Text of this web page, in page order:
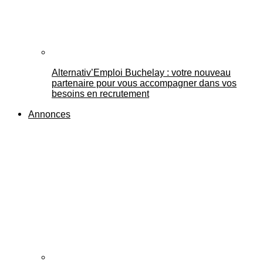
Alternativ’Emploi Buchelay : votre nouveau
partenaire pour vous accompagner dans vos
besoins en recrutement
Annonces